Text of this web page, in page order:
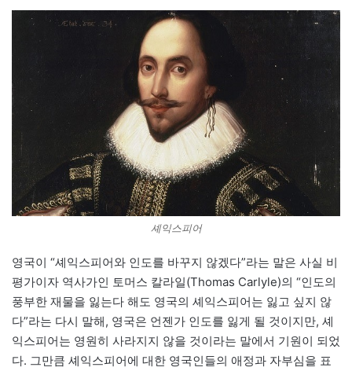
셰익스피어
영국이 “셰익스피어와 인도를 바꾸지 않겠다”라는 말은 사실 비
평가이자 역사가인 토머스 칼라일(Thomas Carlyle)의 “인도의
풍부한 재물을 잃는다 해도 영국의 셰익스피어는 잃고 싶지 않
다”라는 다시 말해, 영국은 언젠가 인도를 잃게 될 것이지만, 셰
익스피어는 영원히 사라지지 않을 것이라는 말에서 기원이 되었
다. 그만큼 셰익스피어에 대한 영국인들의 애정과 자부심을 표